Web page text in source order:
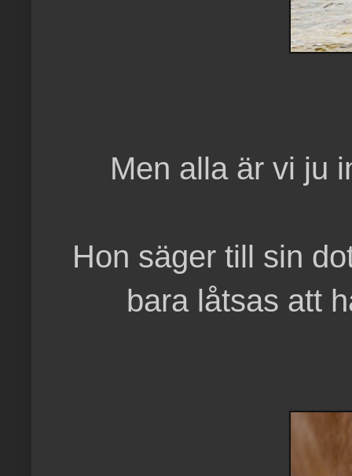
Men alla är vi ju
Hon säger till sin
bara låtsas att